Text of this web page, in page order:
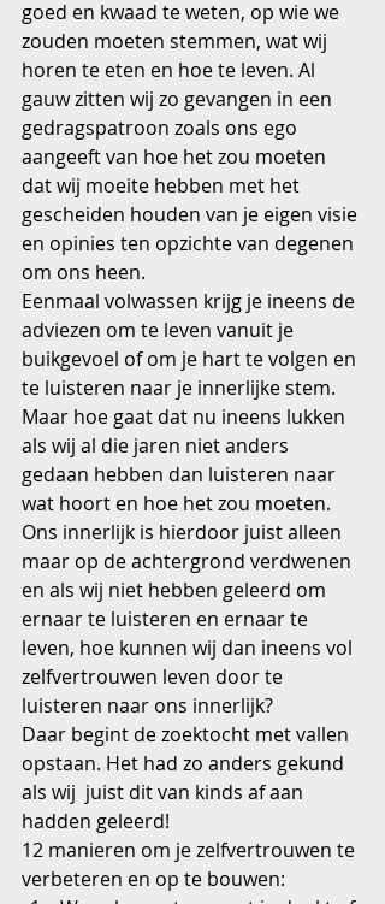
goed en kwaad te weten, op wie we
zouden moeten stemmen, wat wij
horen te eten en hoe te leven. Al
gauw zitten wij zo gevangen in een
gedragspatroon zoals ons ego
aangeeft van hoe het zou moeten
dat wij moeite hebben met het
gescheiden houden van je eigen visie
en opinies ten opzichte van degenen
om ons heen.
Eenmaal volwassen krijg je ineens de
adviezen om te leven vanuit je
buikgevoel of om je hart te volgen en
te luisteren naar je innerlijke stem.
Maar hoe gaat dat nu ineens lukken
als wij al die jaren niet anders
gedaan hebben dan luisteren naar
wat hoort en hoe het zou moeten.
Ons innerlijk is hierdoor juist alleen
maar op de achtergrond verdwenen
en als wij niet hebben geleerd om
ernaar te luisteren en ernaar te
leven, hoe kunnen wij dan ineens vol
zelfvertrouwen leven door te
luisteren naar ons innerlijk?
Daar begint de zoektocht met vallen
opstaan. Het had zo anders gekund
als wij  juist dit van kinds af aan
hadden geleerd!
12 manieren om je zelfvertrouwen te
verbeteren en op te bouwen: